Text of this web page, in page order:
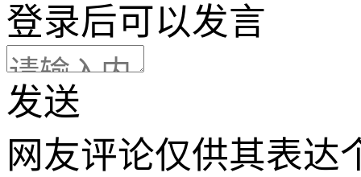
登录后可以发言
发送
网友评论仅供其表达